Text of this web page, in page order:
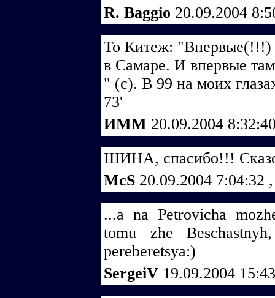
R. Baggio 20.09.2004
То Китеж: "Впервые(!!!)
в Самаре. И впервые
" (с). В 99 на моих
73'
ИММ 20.09.2004
ШИНА, спасибо!!!
McS 20.09.2004 7:04:32 ,
...a na Petrovicha
tomu zhe
pereberetsya:)
SergeiV 19.09.2004